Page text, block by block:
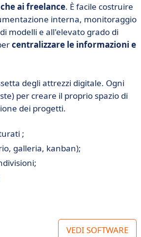
ai freelance. È facile costruire
interna, monitoraggio
modelli e all'elevato grado di
centralizzare le informazioni e
degli attrezzi digitale. Ogni
per creare il proprio spazio di
dei progetti.
;
galleria, kanban);
VEDI SOFTWARE